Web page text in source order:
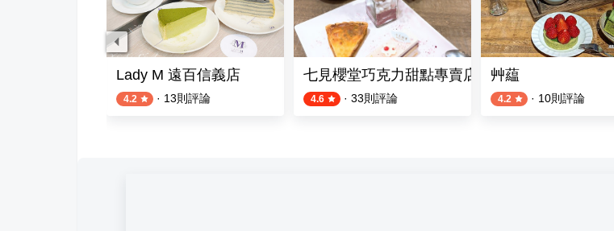
Lady M 遠百信義店
4.2 · 13則評論
七見櫻堂巧克力甜點專賣店
4.6 · 33則評論
艸藴
4.2 · 10則評論